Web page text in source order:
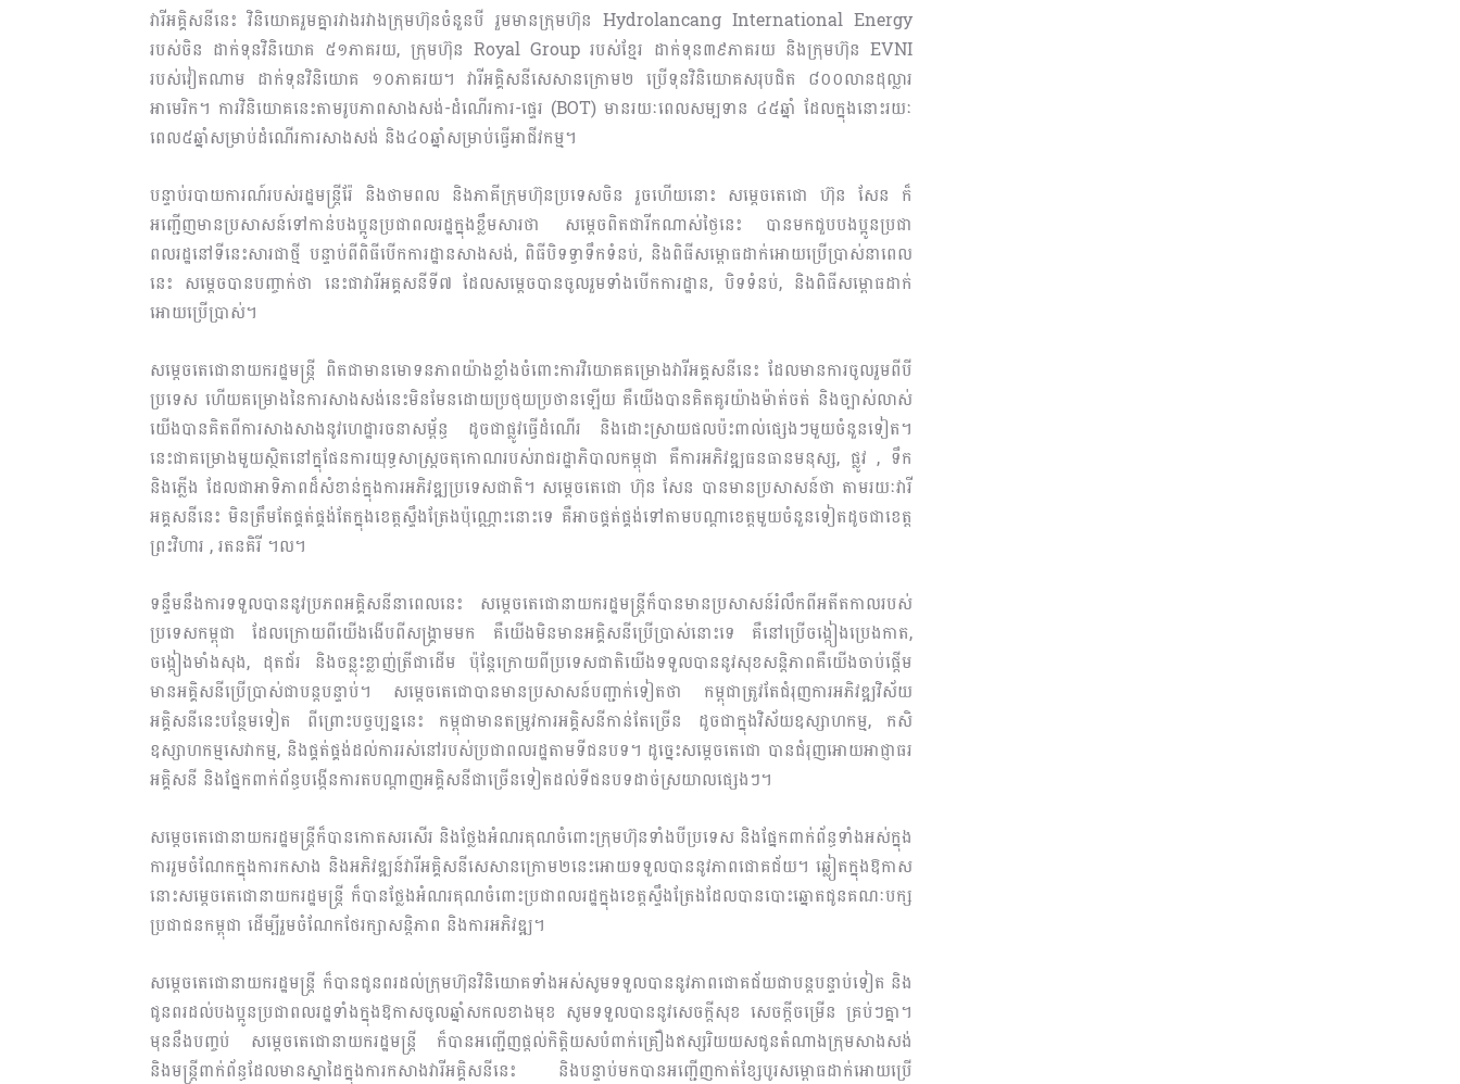
វារីអគ្គិសនីនេះ វិនិយោគរួមគ្នារវាងរវាងក្រុមហ៊ុនចំនួនបី រួមមានក្រុមហ៊ុន Hydrolancang International Energy
របស់ចិន ដាក់ទុនវិនិយោគ ៥១ភាគរយ, ក្រុមហ៊ុន Royal Group របស់ខ្មែរ ដាក់ទុន៣៩ភាគរយ និងក្រុមហ៊ុន EVNI
របស់វៀតណាម ដាក់ទុនវិនិយោគ ១០ភាគរយ។ វារីអគ្គិសនីសេសានក្រោម២ ប្រើទុនវិនិយោគសរុបជិត ៨០០លានដុល្លារ
អាមេរិក។ ការវិនិយោគនេះតាមរូបភាពសាងសង់-ដំណើរការ-ផ្ទេរ (BOT) មានរយៈពេលសម្បទាន ៤៥ឆ្នាំ ដែលក្នុងនោះរយៈ
ពេល៥ឆ្នាំសម្រាប់ដំណើរការសាងសង់ និង៤០ឆ្នាំសម្រាប់ធ្វើអាជីវកម្ម។
បន្ទាប់របាយការណ៍របស់រដ្ឋមន្ត្រីរ៉ែ និងថាមពល និងភាគីក្រុមហ៊ុនប្រទេសចិន រួចហើយនោះ សម្តេចតេជោ ហ៊ុន សែន ក៏
អញ្ជើញមានប្រសាសន៍ទៅកាន់បងប្អូនប្រជាពលរដ្ឋក្នុងខ្លឹមសារថា សម្តេចពិតជារីកណាស់ថ្ងៃនេះ បានមកជួបបងប្អូនប្រជា
ពលរដ្ឋនៅទីនេះសារជាថ្មី បន្ទាប់ពីពិធីបើកការដ្ឋានសាងសង់, ពិធីបិទទ្វាទឹកទំនប់, និងពិធីសម្ពោធដាក់អោយប្រើប្រាស់នាពេល
នេះ សម្តេចបានបញ្ចាក់ថា នេះជាវារីអគ្គសនីទី៧ ដែលសម្តេចបានចូលរួមទាំងបើកការដ្ឋាន, បិទទំនប់, និងពិធីសម្ពោធដាក់
អោយប្រើប្រាស់។
សម្តេចតេជោនាយករដ្ឋមន្ត្រី ពិតជាមានមោទនភាពយ៉ាងខ្លាំងចំពោះការវិយោគគម្រោងវារីអគ្គសនីនេះ ដែលមានការចូលរួមពីបី
ប្រទេស ហើយគម្រោងនៃការសាងសង់នេះមិនមែនដោយប្រថុយប្រថានឡើយ គឺយើងបានគិតគូរយ៉ាងម៉ាត់ចត់ និងច្បាស់លាស់
យើងបានគិតពីការសាងសាងនូវហេដ្ឋារចនាសម្ព័ន្ធ ដូចជាផ្លូវធ្វើដំណើរ និងដោះស្រាយផលប៉ះពាល់ផ្សេងៗមួយចំនួនទៀត។
នេះជាគម្រោងមួយស្ថិតនៅក្នុផែនការយុទ្ធសាស្ត្រចតុកោណរបស់រាជរដ្ឋាភិបាលកម្ពុជា គឺការអភិវឌ្ឍធនធានមនុស្ស, ផ្លូវ , ទឹក
និងភ្លើង ដែលជាអាទិភាពដ៏សំខាន់ក្នុងការអភិវឌ្ឍប្រទេសជាតិ។ សម្តេចតេជោ ហ៊ុន សែន បានមានប្រសាសន៍ថា តាមរយៈវារី
អគ្គសនីនេះ មិនត្រឹមតែផ្គត់ផ្គង់តែក្នុងខេត្តស្ទឹងត្រែងប៉ុណ្ណោះនោះទេ គឺអាចផ្គត់ផ្គង់ទៅតាមបណ្តាខេត្តមួយចំនួនទៀតដូចជាខេត្ត
ព្រះវិហារ , រតនគិរី ។ល។
ទន្ទឹមនឹងការទទួលបាននូវប្រភពអគ្គិសនីនាពេលនេះ សម្តេចតេជោនាយករដ្ឋមន្ត្រីក៏បានមានប្រសាសន៍រំលឹកពីអតីតកាលរបស់
ប្រទេសកម្ពុជា ដែលក្រោយពីយើងងើបពីសង្រ្គាមមក គឺយើងមិនមានអគ្គិសនីប្រើប្រាស់នោះទេ គឺនៅប្រើចង្កៀងប្រេងកាត,
ចង្កៀងមាំងសុង, ដុតជ័រ និងចន្លុះខ្លាញ់ត្រីជាដើម ប៉ុន្តែក្រោយពីប្រទេសជាតិយើងទទួលបាននូវសុខសន្តិភាពគឺយើងចាប់ផ្តើម
មានអគ្គិសនីប្រើប្រាស់ជាបន្តបន្ទាប់។ សម្តេចតេជោបានមានប្រសាសន៍បញ្ជាក់ទៀតថា កម្ពុជាត្រូវតែជំរុញការអភិវឌ្ឍវិស័យ
អគ្គិសនីនេះបន្ថែមទៀត ពីព្រោះបច្ចប្បន្ននេះ កម្ពុជាមានតម្រូវការអគ្គិសនីកាន់តែច្រើន ដូចជាក្នុងវិស័យឧស្សាហកម្ម, កសិ
ឧស្សាហកម្មសេវាកម្ម, និងផ្គត់ផ្គង់ដល់ការរស់នៅរបស់ប្រជាពលរដ្ឋតាមទីជនបទ។ ដូច្នេះសម្តេចតេជោ បានជំរុញអោយអាជ្ញាធរ
អគ្គិសនី និងផ្នែកពាក់ព័ន្ធបង្កើនការតបណ្តាញអគ្គិសនីជាច្រើនទៀតដល់ទីជនបទដាច់ស្រយាលផ្សេងៗ។
សម្តេចតេជោនាយករដ្ឋមន្ត្រីក៏បានកោតសរសើរ និងថ្លែងអំណរគុណចំពោះក្រុមហ៊ុនទាំងបីប្រទេស និងផ្នែកពាក់ព័ន្ធទាំងអស់ក្នុង
ការរួមចំណែកក្នុងការកសាង និងអភិវឌ្ឍន៍វារីអគ្គិសនីសេសានក្រោម២នេះអោយទទួលបាននូវភាពជោគជ័យ។ ឆ្លៀតក្នុងឱកាស
នោះសម្តេចតេជោនាយករដ្ឋមន្ត្រី ក៏បានថ្លែងអំណរគុណចំពោះប្រជាពលរដ្ឋក្នុងខេត្តស្ទឹងត្រែងដែលបានបោះឆ្នោតជូនគណៈបក្ស
ប្រជាជនកម្ពុជា ដើម្បីរួមចំណែកថែរក្សាសន្តិភាព និងការអភិវឌ្ឍ។
សម្តេចតេជោនាយករដ្ឋមន្ត្រី ក៏បានជូនពរដល់ក្រុមហ៊ុនវិនិយោគទាំងអស់សូមទទួលបាននូវភាពជោគជ័យជាបន្តបន្ទាប់ទៀត និង
ជូនពរដល់បងប្អូនប្រជាពលរដ្ឋទាំងក្នុងឱកាសចូលឆ្នាំសកលខាងមុខ សូមទទួលបាននូវសេចក្តីសុខ សេចក្តីចម្រើន គ្រប់ៗគ្នា។
មុននឹងបញ្ចប់ សម្ដេចតេជោនាយករដ្ឋមន្ត្រី ក៏បានអញ្ជើញផ្តល់កិត្តិយសបំពាក់គ្រឿងឥស្សរិយយសជូនតំណាងក្រុមសាងសង់
និងមន្រ្តីពាក់ព័ន្ធដែលមានស្នាដៃក្នុងការកសាងវារីអគ្គិសនីនេះ និងបន្ទាប់មកបានអញ្ជើញកាត់ខ្សែបូរសម្ពោធដាក់អោយប្រើ